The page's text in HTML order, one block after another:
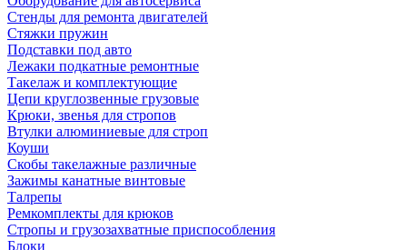
Стенды для ремонта двигателей
Стяжки пружин
Подставки под авто
Лежаки подкатные ремонтные
Такелаж и комплектующие
Цепи круглозвенные грузовые
Крюки, звенья для стропов
Втулки алюминиевые для строп
Коуши
Скобы такелажные различные
Зажимы канатные винтовые
Талрепы
Ремкомплекты для крюков
Стропы и грузозахватные приспособления
Блоки